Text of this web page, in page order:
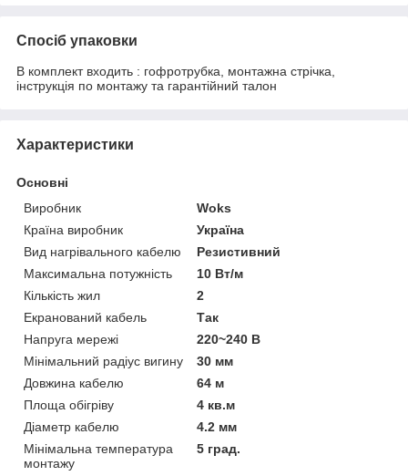
Спосіб упаковки
В комплект входить : гофротрубка, монтажна стрічка,
інструкція по монтажу та гарантійний талон
Характеристики
Основні
Виробник
Woks
Країна виробник
Україна
Вид нагрівального кабелю
Резистивний
Максимальна потужність
10 Вт/м
Кількість жил
2
Екранований кабель
Так
Напруга мережі
220~240 В
Мінімальний радіус вигину
30 мм
Довжина кабелю
64 м
Площа обігріву
4 кв.м
Діаметр кабелю
4.2 мм
Мінімальна температура
монтажу
5 град.